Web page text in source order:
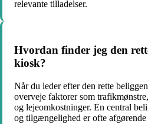
relevante tilladelser.
Hvordan finder jeg den
kiosk?
Når du leder efter den rette
overveje faktorer som
og lejeomkostninger. En central
og tilgængelighed er ofte afgørende